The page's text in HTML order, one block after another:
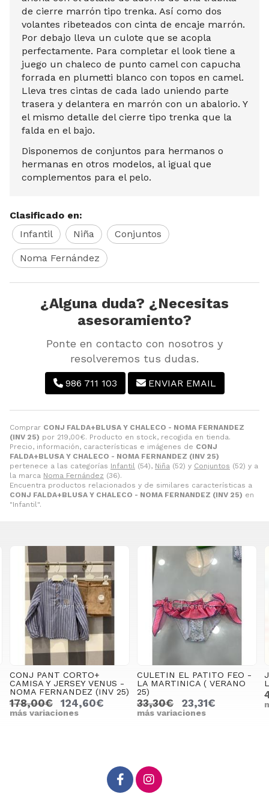
Comprar CONJ FALDA+BLUSA Y CHALECO - NOMA FERNANDEZ
(INV 25) por 219,00€. Producto en stock, recogida en tienda.
Precio, información, características e imágenes de CONJ
FALDA+BLUSA Y CHALECO - NOMA FERNANDEZ (INV 25)
pertenece a las categorías Infantil (54), Niña (52) y Conjuntos (52) y a
la marca Noma Fernández (36).
Encuentra productos relacionados y de similares características a
CONJ FALDA+BLUSA Y CHALECO - NOMA FERNANDEZ (INV 25) en
"Infantil".
de cierre marrón tipo trenka. Así como dos
volantes ribeteados con cinta de encaje marrón.
Por debajo lleva un culote que se acopla
perfectamente. Para completar el look tiene a
juego un chaleco de punto camel con capucha
forrada en plumetti blanco con topos en camel.
Lleva tres cintas de cada lado uniendo parte
trasera y delantera en marrón con un abalorio. Y
el mismo detalle del cierre tipo trenka que la
falda en el bajo.
Disponemos de conjuntos para hermanos o
hermanas en otros modelos, al igual que
complementos para el pelo.
Clasificado en:
Infantil
Niña Conjuntos
Noma Fernández
¿Alguna duda? ¿Necesitas
asesoramiento?
Ponte en contacto con nosotros y
resolveremos tus dudas.
986 711 103 ENVIAR EMAIL
CULETIN EL PATITO FEO -
LA MARTINICA ( VERANO
25)
33,30€ 23,31€
más variaciones
JERSEY POLERO HILTON -
LA MARTINICA (INV 25)
49,95€
más variaciones